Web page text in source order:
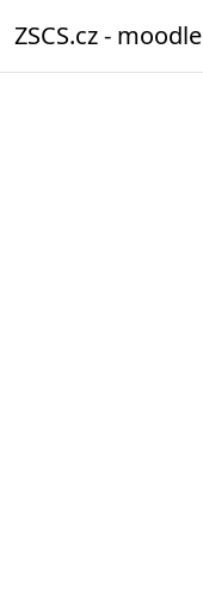
ZSCS.cz - moodle